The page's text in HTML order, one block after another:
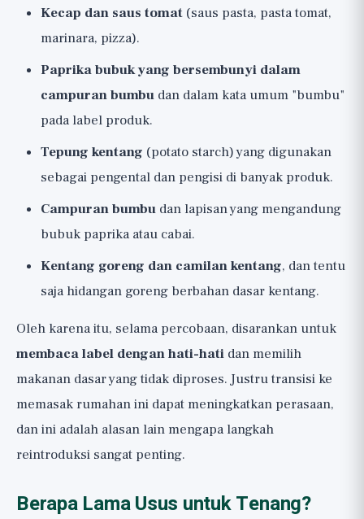
Kecap dan saus tomat (saus pasta, pasta tomat,
marinara, pizza).
Paprika bubuk yang bersembunyi dalam
campuran bumbu dan dalam kata umum "bumbu"
pada label produk.
Tepung kentang (potato starch) yang digunakan
sebagai pengental dan pengisi di banyak produk.
Campuran bumbu dan lapisan yang mengandung
bubuk paprika atau cabai.
Kentang goreng dan camilan kentang, dan tentu
saja hidangan goreng berbahan dasar kentang.
Oleh karena itu, selama percobaan, disarankan untuk
membaca label dengan hati-hati dan memilih
makanan dasar yang tidak diproses. Justru transisi ke
memasak rumahan ini dapat meningkatkan perasaan,
dan ini adalah alasan lain mengapa langkah
reintroduksi sangat penting.
Berapa Lama Usus untuk Tenang?